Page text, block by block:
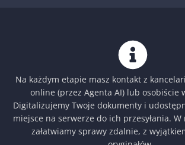
Na każdym etapie masz kontakt z
online (przez Agenta AI) lub osobiście
Digitalizujemy Twoje dokumenty i
miejsce na serwerze do ich przesyłania.
załatwiamy sprawy zdalnie, z